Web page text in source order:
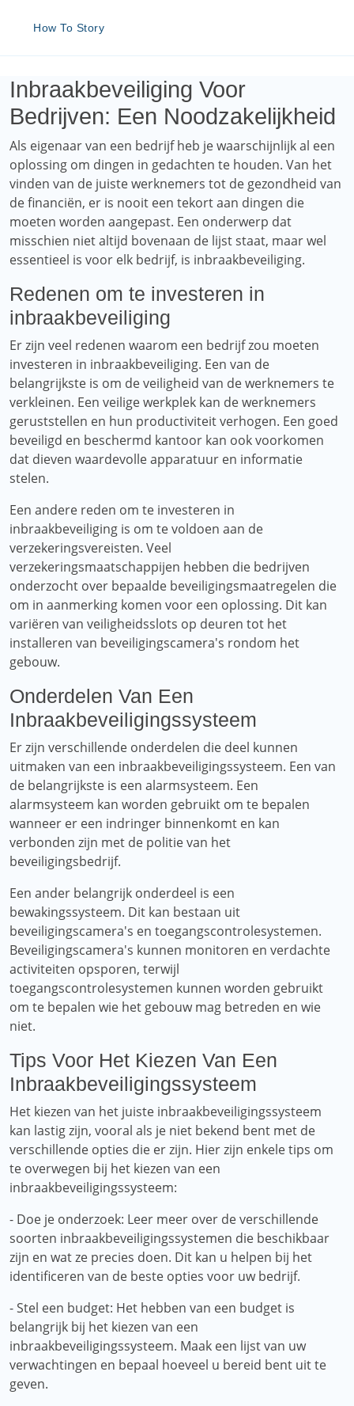
How To Story
Inbraakbeveiliging Voor
Bedrijven: Een Noodzakelijkheid
Als eigenaar van een bedrijf heb je waarschijnlijk al een
oplossing om dingen in gedachten te houden. Van het
vinden van de juiste werknemers tot de gezondheid van
de financiën, er is nooit een tekort aan dingen die
moeten worden aangepast. Een onderwerp dat
misschien niet altijd bovenaan de lijst staat, maar wel
essentieel is voor elk bedrijf, is inbraakbeveiliging.
Redenen om te investeren in
inbraakbeveiliging
Er zijn veel redenen waarom een ​​bedrijf zou moeten
investeren in inbraakbeveiliging. Een van de
belangrijkste is om de veiligheid van de werknemers te
verkleinen. Een veilige werkplek kan de werknemers
geruststellen en hun productiviteit verhogen. Een goed
beveiligd en beschermd kantoor kan ook voorkomen
dat dieven waardevolle apparatuur en informatie
stelen.
Een andere reden om te investeren in
inbraakbeveiliging is om te voldoen aan de
verzekeringsvereisten. Veel
verzekeringsmaatschappijen hebben die bedrijven
onderzocht over bepaalde beveiligingsmaatregelen die
om in aanmerking komen voor een oplossing. Dit kan
variëren van veiligheidsslots op deuren tot het
installeren van beveiligingscamera's rondom het
gebouw.
Onderdelen Van Een
Inbraakbeveiligingssysteem
Er zijn verschillende onderdelen die deel kunnen
uitmaken van een inbraakbeveiligingssysteem. Een van
de belangrijkste is een alarmsysteem. Een
alarmsysteem kan worden gebruikt om te bepalen
wanneer er een indringer binnenkomt en kan
verbonden zijn met de politie van het
beveiligingsbedrijf.
Een ander belangrijk onderdeel is een
bewakingssysteem. Dit kan bestaan ​​uit
beveiligingscamera's en toegangscontrolesystemen.
Beveiligingscamera's kunnen monitoren en verdachte
activiteiten opsporen, terwijl
toegangscontrolesystemen kunnen worden gebruikt
om te bepalen wie het gebouw mag betreden en wie
niet.
Tips Voor Het Kiezen Van Een
Inbraakbeveiligingssysteem
Het kiezen van het juiste inbraakbeveiligingssysteem
kan lastig zijn, vooral als je niet bekend bent met de
verschillende opties die er zijn. Hier zijn enkele tips om
te overwegen bij het kiezen van een
inbraakbeveiligingssysteem:
- Doe je onderzoek: Leer meer over de verschillende
soorten inbraakbeveiligingssystemen die beschikbaar
zijn en wat ze precies doen. Dit kan u helpen bij het
identificeren van de beste opties voor uw bedrijf.
- Stel een budget: Het hebben van een budget is
belangrijk bij het kiezen van een
inbraakbeveiligingssysteem. Maak een lijst van uw
verwachtingen en bepaal hoeveel u bereid bent uit te
geven.